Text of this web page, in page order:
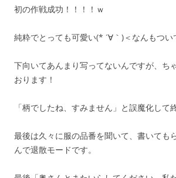
初の作戦成功！！！！ｗ
純粋でとっても可愛い(* ´∀｀)＜なんもつい
下向いてあんまり写ってないんですが、ち
おります！
「柄でしたね、すみません」と誤魔化して
最後は久々に服の品番を聞いて、書いても
んで退散モードです。